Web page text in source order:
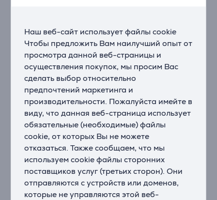
Наш веб-сайт использует файлы cookie
Чтобы предложить Вам наилучший опыт от
просмотра данной веб-страницы и
осуществления покупок, мы просим Вас
сделать выбор относительно
предпочтений маркетинга и
производительности. Пожалуйста имейте в
виду, что данная веб-страница использует
обязательные (необходимые) файлы
cookie, от которых Вы не можете
отказаться. Также сообщаем, что мы
используем cookie файлы сторонних
поставщиков услуг (третьих сторон). Они
отправляются с устройств или доменов,
которые не управляются этой веб-
ртути и свинца
Эти батареи Philips гарантированно не содержат
вредных тяжелых металлов, таких как кадмий, ртуть
и свинец.
Цветная маркировка облегчает определение
размеров батарей
Для упрощения определения наиболее
распространенных размеров батарей используется
цветовая маркировка в соответствии с отраслевыми
стандартами.
Понятные схематические инструкции по
эксплуатации
Универсальные схемы на упаковке объясняют, как и
где батарея может или должна быть использована.